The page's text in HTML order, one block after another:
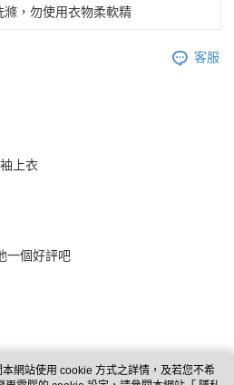
滌，勿使用衣物柔軟精
客服
上衣
一個好評吧
網站使用 cookie 方式之詳情，及若您不希